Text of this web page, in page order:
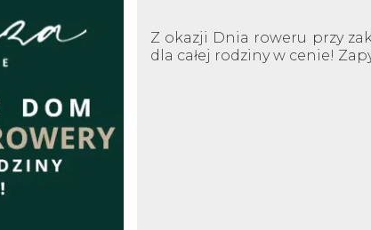
Z okazji Dnia roweru przy
dla całej rodziny w cenie!